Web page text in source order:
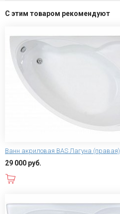
С этим товаром рекомендуют
Ванн акриловая BAS Лагуна (правая)
29 000 руб.